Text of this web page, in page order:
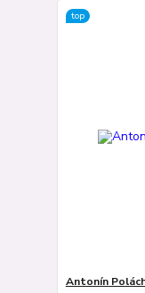
top
Antonín